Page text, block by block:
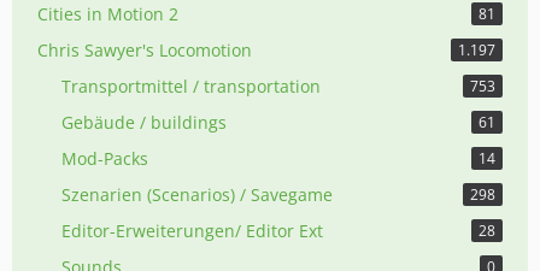
Cities in Motion 2 81
Chris Sawyer's Locomotion 1.197
Transportmittel / transportation 753
Gebäude / buildings 61
Mod-Packs 14
Szenarien (Scenarios) / Savegame 298
Editor-Erweiterungen/ Editor Ext 28